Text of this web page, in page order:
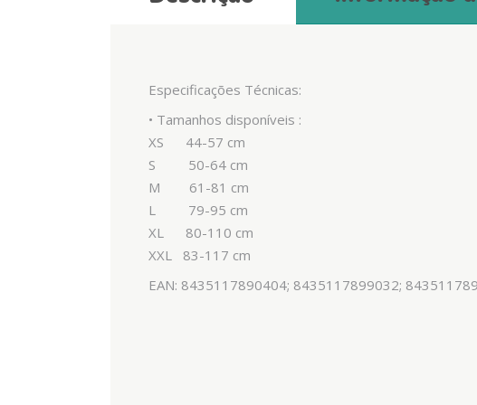
Especificações Técnicas:
• Tamanhos disponíveis :
XS 44-57 cm
S 50-64 cm
M 61-81 cm
L 79-95 cm
XL 80-110 cm
XXL 83-117 cm
EAN: 8435117890404; 8435117899032;